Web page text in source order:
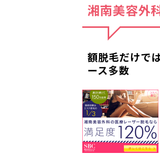
湘南美容外
額脱毛だけで
ース多数